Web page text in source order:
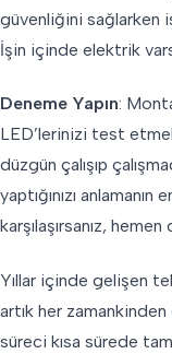
güvenliğini sağlarken
İşin içinde elektrik
Deneme Yapın:
LED’lerinizi test
düzgün çalışıp
yaptığınızı
karşılaşırsanız,
Yıllar içinde gelişen
artık her
süreci kısa sürede